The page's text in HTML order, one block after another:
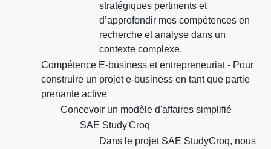
stratégiques pertinents et
d’approfondir mes compétences en
recherche et analyse dans un
contexte complexe.
Compétence E-business et entrepreneuriat - Pour
construire un projet e-business en tant que partie
prenante active
Concevoir un modèle d'affaires simplifié
SAE Study'Croq
Dans le projet SAE StudyCroq, nous